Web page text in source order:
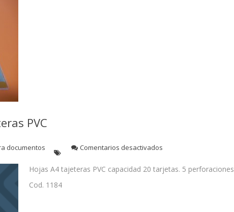
PVC
documentos Comentarios desactivados
1184
Hojas
Hojas A4 tajeteras PVC capacidad 20 tarjetas. 5 perforaciones
Cod. 1184